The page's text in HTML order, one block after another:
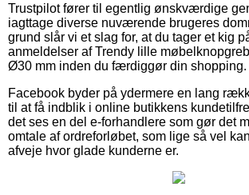
Trustpilot fører til egentlig ønskværdige
iagttage diverse nuværende brugeres
grund slår vi et slag for, at du tager et kig
anmeldelser af Trendy lille
Ø30 mm inden du færdiggør din shopping.
Facebook byder på ydermere en lang
til at få indblik i online butikkens
det ses en del e-forhandlere som gør det
omtale af ordreforløbet, som lige så vel
afveje hvor glade kunderne er.